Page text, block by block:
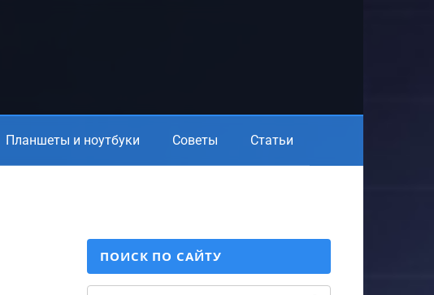
Планшеты и ноутбуки Советы Статьи
ПОИСК ПО САЙТУ